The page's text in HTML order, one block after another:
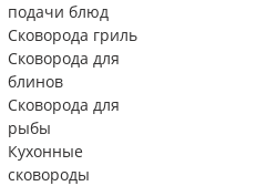
подачи блюд
Сковорода гриль
Сковорода для
блинов
Сковорода для
рыбы
Кухонные
сковороды